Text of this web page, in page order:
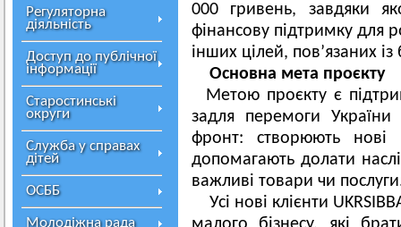
Регуляторна
діяльність
Доступ до публічної
інформації
Старостинські
округи
Служба у справах
дітей
ОСББ
Молодіжна рада
000 гривень, завдяки
фінансову підтримку для
інших цілей, пов’язаних
Основна мета проєкту
Метою проєкту є
задля перемоги
фронт: створюють нові
допомагають долати
важливі товари чи
Усі нові клієнти